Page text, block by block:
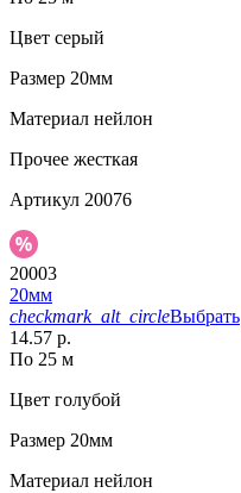
Цвет серый
Размер 20мм
Материал нейлон
Прочее жесткая
Артикул 20076
20003
20мм
checkmark_alt_circleВыбрать
14.57 р.
По 25 м
Цвет голубой
Размер 20мм
Материал нейлон